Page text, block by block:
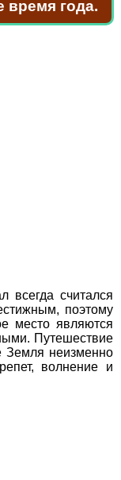
время года.
всегда считался
поэтому
место являются
Путешествие
Земля неизменно
волнение и